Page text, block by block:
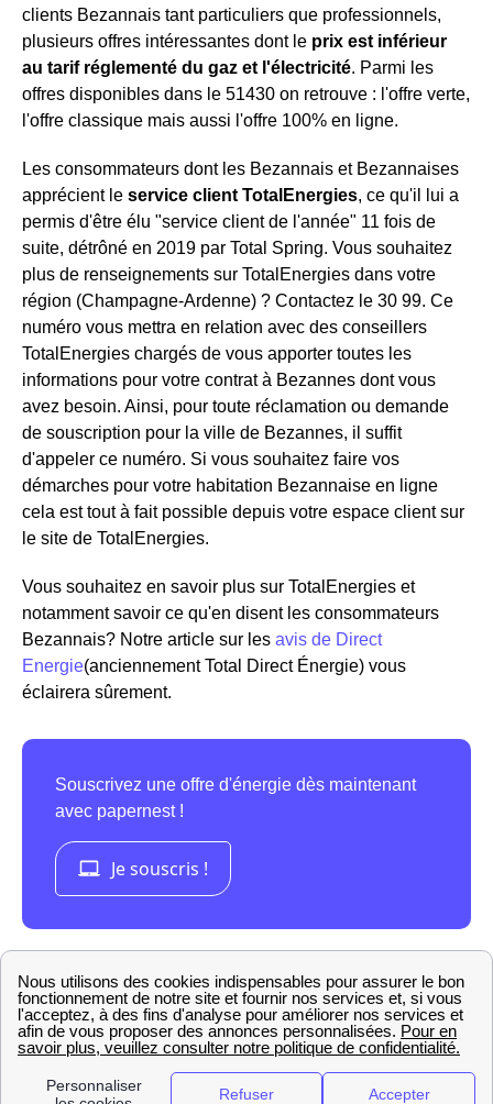
clients Bezannais tant particuliers que professionnels,
plusieurs offres intéressantes dont le prix est inférieur
au tarif réglementé du gaz et l'électricité. Parmi les
offres disponibles dans le 51430 on retrouve : l'offre verte,
l'offre classique mais aussi l'offre 100% en ligne.
Les consommateurs dont les Bezannais et Bezannaises
apprécient le service client TotalEnergies, ce qu'il lui a
permis d'être élu "service client de l'année" 11 fois de
suite, détrôné en 2019 par Total Spring. Vous souhaitez
plus de renseignements sur TotalEnergies dans votre
région (Champagne-Ardenne) ? Contactez le 30 99. Ce
numéro vous mettra en relation avec des conseillers
TotalEnergies chargés de vous apporter toutes les
informations pour votre contrat à Bezannes dont vous
avez besoin. Ainsi, pour toute réclamation ou demande
de souscription pour la ville de Bezannes, il suffit
d'appeler ce numéro. Si vous souhaitez faire vos
démarches pour votre habitation Bezannaise en ligne
cela est tout à fait possible depuis votre espace client sur
le site de TotalEnergies.
Vous souhaitez en savoir plus sur TotalEnergies et
notamment savoir ce qu'en disent les consommateurs
Bezannais? Notre article sur les avis de Direct
Energie(anciennement Total Direct Énergie) vous
éclairera sûrement.
La présence d'Engie (ex GDF-Suez) à Bezannes
GDF-Suez, qui a été rebaptiséEngie, est un des acteurs